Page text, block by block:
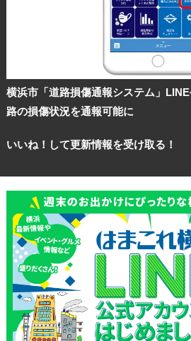
横浜市「道路損傷通報システム」
路の損傷状況を通報可能に
いいね！して更新情報を受け取る！